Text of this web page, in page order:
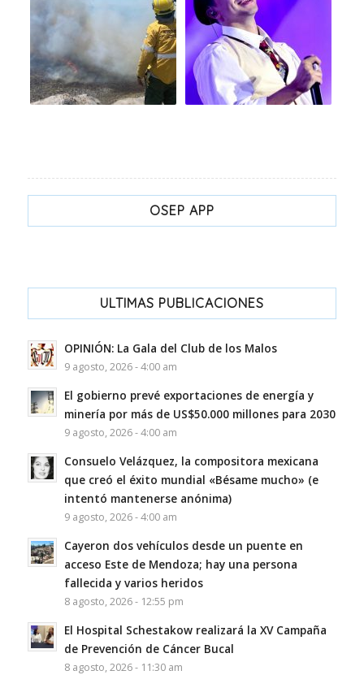
OSEP APP
ULTIMAS PUBLICACIONES
OPINIÓN: La Gala del Club de los Malos
9 agosto, 2026 - 4:00 am
El gobierno prevé exportaciones de energía y
minería por más de US$50.000 millones para 2030
9 agosto, 2026 - 4:00 am
Consuelo Velázquez, la compositora mexicana
que creó el éxito mundial «Bésame mucho» (e
intentó mantenerse anónima)
9 agosto, 2026 - 4:00 am
Cayeron dos vehículos desde un puente en
acceso Este de Mendoza; hay una persona
fallecida y varios heridos
8 agosto, 2026 - 12:55 pm
El Hospital Schestakow realizará la XV Campaña
de Prevención de Cáncer Bucal
8 agosto, 2026 - 11:30 am